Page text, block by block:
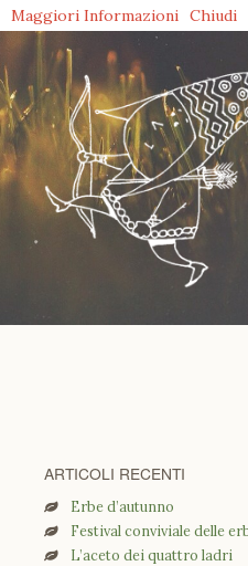
ARTICOLI RECENTI
Erbe d’autunno
Festival conviviale delle
L’aceto dei quattro ladri
Maggiori Informazioni Chiudi